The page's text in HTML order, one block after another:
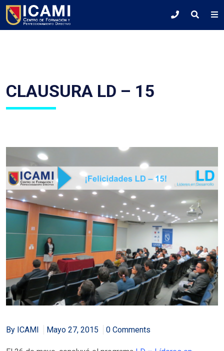
CLAUSURA LD – 15
By ICAMI Mayo 27, 2015 0 Comments